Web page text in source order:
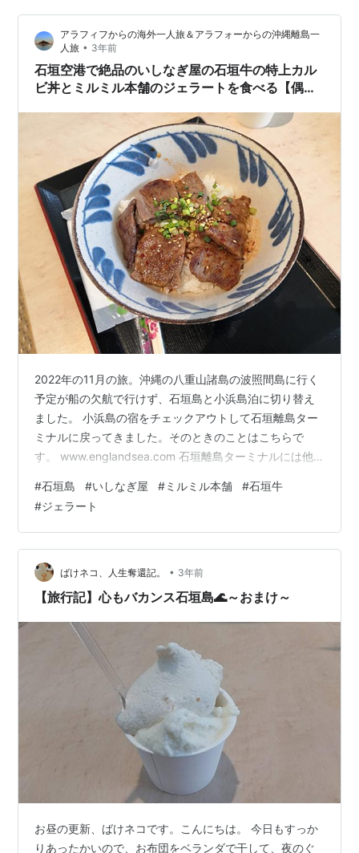
予算まとめで整理しています。前日の流れは、石垣島旅
行レポ2021年4月 2日目をご覧ください。 目次 THE UB…
アラフィフからの海外一人旅＆アラフォーからの沖縄離島一
人旅 • 3年前
石垣空港で絶品のいしなぎ屋の石垣牛の特上カル
ビ丼とミルミル本舗のジェラートを食べる【偶然
2022年の11月の旅。沖縄の八重山諸島の波照間島に行く
予定が船の欠航で行けず、石垣島と小浜島泊に切り替え
ました。 小浜島の宿をチェックアウトして石垣離島ター
ミナルに戻ってきました。そのときのことはこちらで
す。 www.englandsea.com 石垣離島ターミナルには他
たお店が数件あって、大好きですが、ここのほしいお土
産はもう買っていました。 水分補給においしいマリヤシ
ェイク、今回はマンゴーのフレーバーをトッピングして
飲んだあとは、すぐバスで石垣空港に向かいました。 石
垣空港につきました。もうお昼に近い時刻になっていた
ので、昼食を食べること…
#石垣島 #いしなぎ屋 #ミルミル本舗 #石垣牛
#ジェラート
ばけネコ、人生奪還記。 • 3年前
【旅行記】心もバカンス石垣島🌊～おまけ～
お昼の更新、ばけネコです。こんにちは。 今日もすっか
りあったかいので、お布団をベランダで干して、夜のぐ